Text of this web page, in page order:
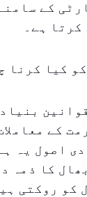
کے
ہے۔
کیا کرنا
کے
اصول یہ
کا ذمہ
کو روکتی